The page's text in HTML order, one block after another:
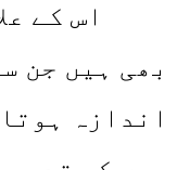
اس کے
بھی ہیں جن
اندازہ